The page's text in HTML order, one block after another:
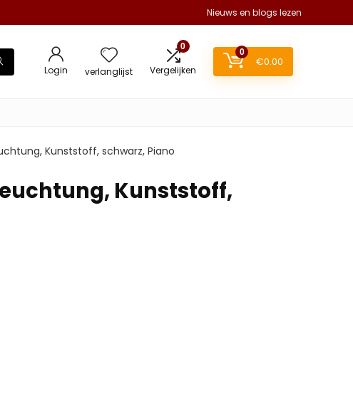
Nieuws en blogs lezen
Login verlanglijst
0
Vergelijken
0
€0.00
Kunststoff, schwarz, Piano
Kunststoff,